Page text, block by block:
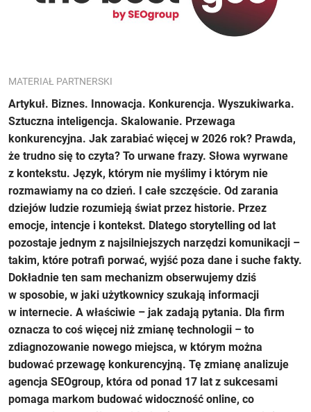
MATERIAŁ PARTNERSKI
Artykuł. Biznes. Innowacja. Konkurencja. Wyszukiwarka.
Sztuczna inteligencja. Skalowanie. Przewaga
konkurencyjna. Jak zarabiać więcej w 2026 rok? Prawda,
że trudno się to czyta? To urwane frazy. Słowa wyrwane
z kontekstu. Język, którym nie myślimy i którym nie
rozmawiamy na co dzień. I całe szczęście. Od zarania
dziejów ludzie rozumieją świat przez historie. Przez
emocje, intencje i kontekst. Dlatego storytelling od lat
pozostaje jednym z najsilniejszych narzędzi komunikacji –
takim, które potrafi porwać, wyjść poza dane i suche fakty.
Dokładnie ten sam mechanizm obserwujemy dziś
w sposobie, w jaki użytkownicy szukają informacji
w internecie. A właściwie – jak zadają pytania. Dla firm
oznacza to coś więcej niż zmianę technologii – to
zdiagnozowanie nowego miejsca, w którym można
budować przewagę konkurencyjną. Tę zmianę analizuje
agencja SEOgroup, która od ponad 17 lat z sukcesami
pomaga markom budować widoczność online, co